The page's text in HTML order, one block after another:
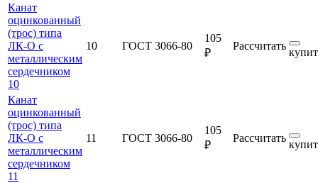
Канат
оцинкованный
(трос) типа
ЛК-О с
металлическим
сердечником
10
10 ГОСТ 3066-80
105
₽
Рассчитать
Канат
оцинкованный
(трос) типа
ЛК-О с
металлическим
сердечником
11
11 ГОСТ 3066-80
105
₽
Рассчитать